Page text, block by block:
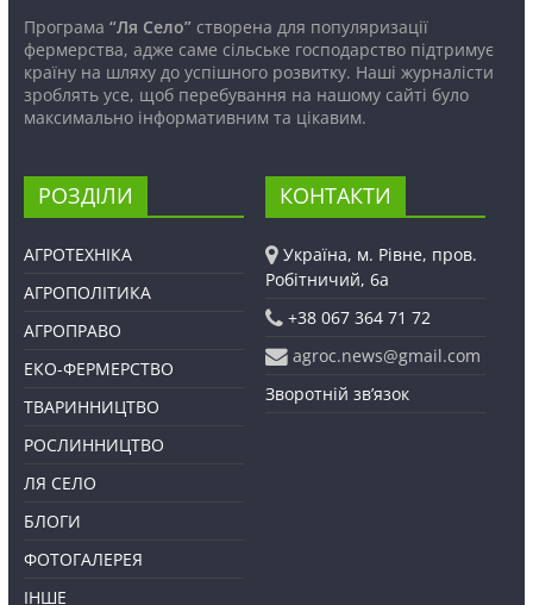
Програма “Ля Село”створена для популяризації
фермерства, адже саме сільське господарство підтримує
країну на шляху до успішного розвитку. Наші журналісти
зроблять усе, щоб перебування на нашому сайті було
максимально інформативним та цікавим.
РОЗДІЛИ
АГРОТЕХНІКА
АГРОПОЛІТИКА
АГРОПРАВО
ЕКО-ФЕРМЕРСТВО
ТВАРИННИЦТВО
РОСЛИННИЦТВО
ЛЯ СЕЛО
БЛОГИ
ФОТОГАЛЕРЕЯ
ІНШЕ
КОНТАКТИ
Україна, м. Рівне, пров.
Робітничий, 6а
+38 067 364 71 72
agroc.news@gmail.com
Зворотній зв’язок